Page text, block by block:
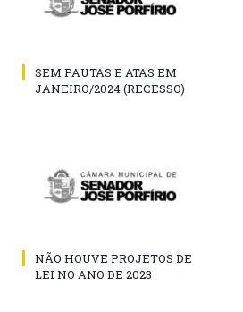
SEM PAUTAS E ATAS EM
JANEIRO/2024 (RECESSO)
NÃO HOUVE PROJETOS DE
LEI NO ANO DE 2023